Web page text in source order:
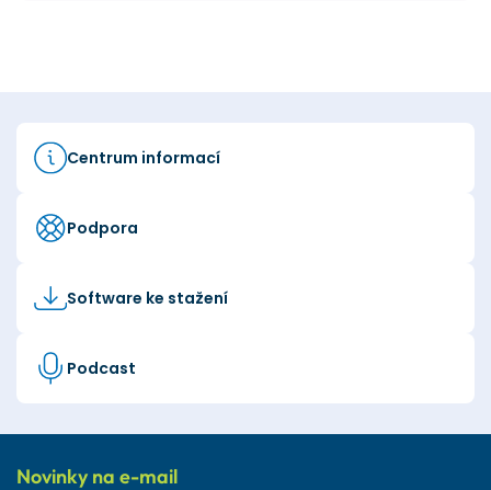
Centrum informací
Podpora
Software ke stažení
Podcast
Novinky na e-mail